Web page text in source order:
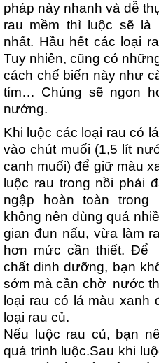
pháp này nhanh và dễ
rau mềm thì luộc sẽ là
nhất. Hầu hết các loại
Tuy nhiên, cũng có
cách chế biến này như
tím… Chúng sẽ ngon
nướng.
Khi luộc các loại rau có
vào chút muối (1,5 lít
canh muối) để giữ màu
luộc rau trong nồi phải
ngập hoàn toàn trong
không nên dùng quá
gian đun nấu, vừa làm
hơn mức cần thiết. Để
chất dinh dưỡng, bạn
sớm mà cần chờ nước
loại rau có lá màu
loại rau củ.
Nếu luộc rau củ, bạn
quá trình luộc.Sau khi